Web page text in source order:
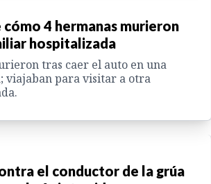
4 hermanas murieron
hospitalizada
tras caer el auto en una
viajaban para visitar a otra
el conductor de la grúa